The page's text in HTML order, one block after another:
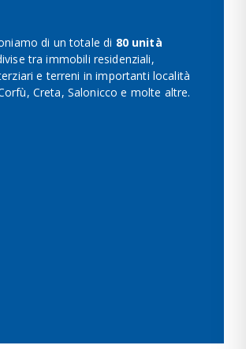
di un totale di 80 unità
tra immobili residenziali,
e terreni in importanti località
Creta, Salonicco e molte altre.